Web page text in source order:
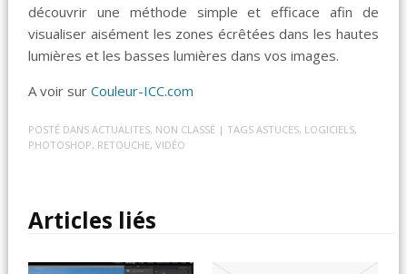
découvrir une méthode simple et efficace afin de
visualiser aisément les zones écrêtées dans les hautes
lumières et les basses lumières dans vos images.
A voir surCouleur-ICC.com
POSTÉ DANSACTUALITES, NON CLASSÉ | TAGSASTUCES, LOGICIELS,
PHOTOSHOP, RETOUCHE,VIDÉO
Articles liés